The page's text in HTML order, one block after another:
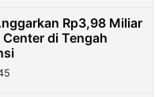
Rp3,98 Miliar
di Tengah